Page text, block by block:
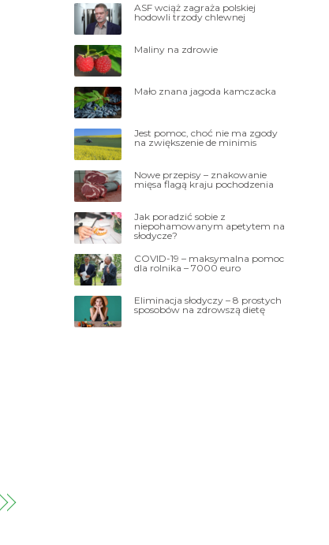
ASF wciąż zagraża polskiej
hodowli trzody chlewnej
Maliny na zdrowie
Mało znana jagoda kamczacka
Jest pomoc, choć nie ma zgody
na zwiększenie de minimis
Nowe przepisy – znakowanie
mięsa flagą kraju pochodzenia
Jak poradzić sobie z
niepohamowanym apetytem na
słodycze?
COVID-19 – maksymalna pomoc
dla rolnika – 7000 euro
Eliminacja słodyczy – 8 prostych
sposobów na zdrowszą dietę